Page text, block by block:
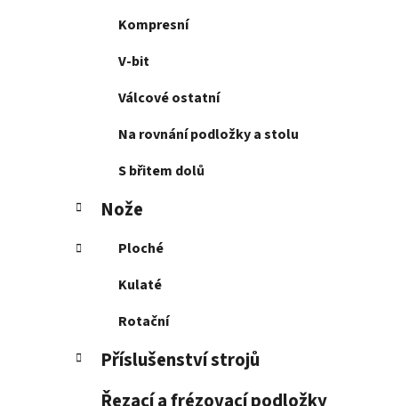
Kompresní
V-bit
Válcové ostatní
Na rovnání podložky a stolu
S břitem dolů
Nože
Ploché
Kulaté
Rotační
Příslušenství strojů